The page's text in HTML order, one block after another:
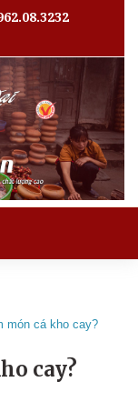
món cá kho cay?
cay?